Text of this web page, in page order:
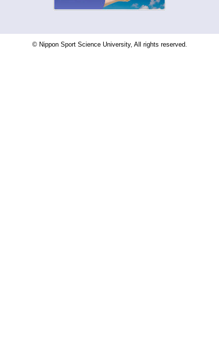
© Nippon Sport Science University, All rights reserved.